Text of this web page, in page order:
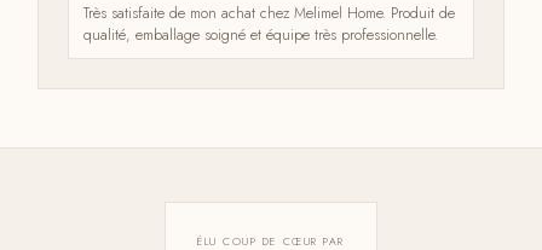
Très satisfaite de mon achat chez Melimel Home. Produit de
qualité, emballage soigné et équipe très professionnelle.
ÉLU COUP DE CŒUR PAR